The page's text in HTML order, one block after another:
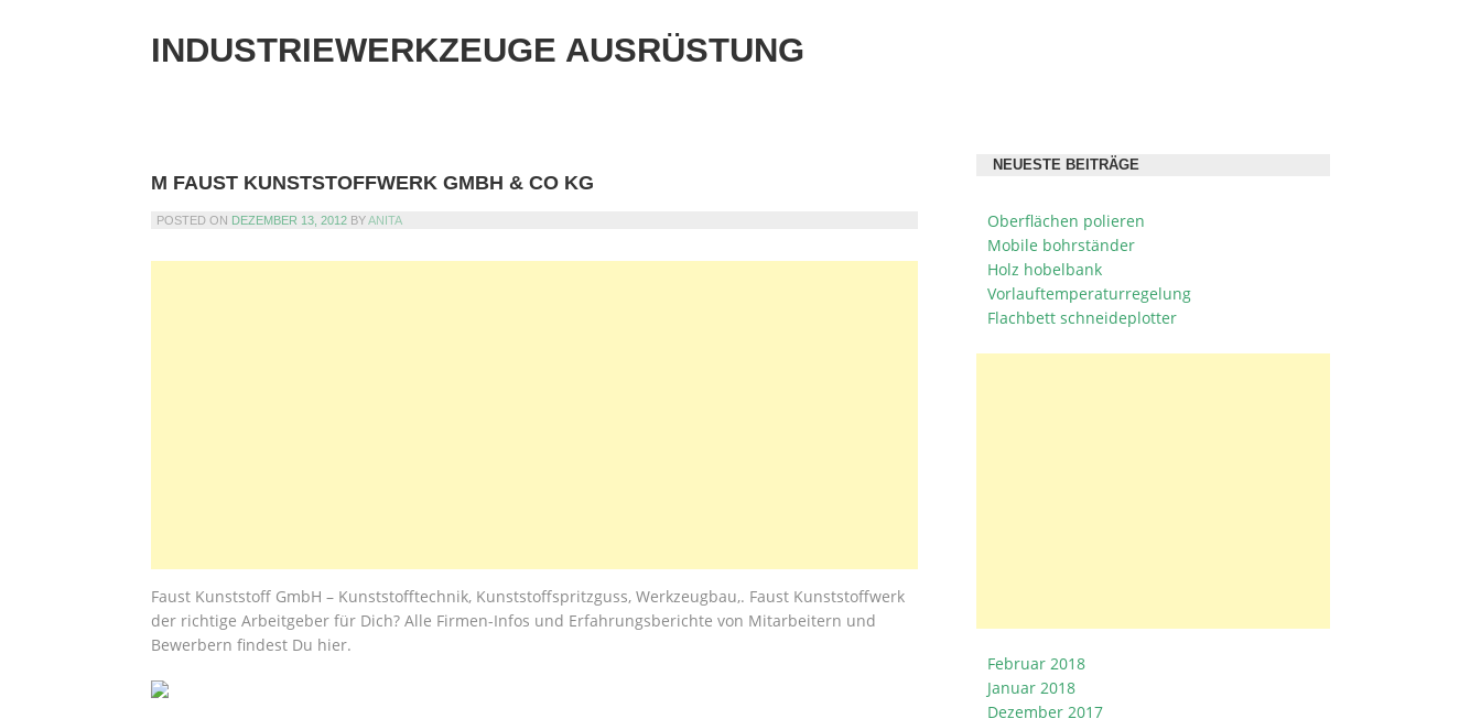
INDUSTRIEWERKZEUGE AUSRÜSTUNG
M FAUST KUNSTSTOFFWERK GMBH & CO KG
POSTED ON DEZEMBER 13, 2012 BYANITA
Faust Kunststoff GmbH – Kunststofftechnik, Kunststoffspritzguss, Werkzeugbau,. Faust Kunststoffwerk
der richtige Arbeitgeber für Dich? Alle Firmen-Infos und Erfahrungsberichte von Mitarbeitern und
Bewerbern findest Du hier.
NEUESTE BEITRÄGE
Oberflächen polieren
Mobile bohrständer
Holz hobelbank
Vorlauftemperaturregelung
Flachbett schneideplotter
Februar 2018
Januar 2018
Dezember 2017